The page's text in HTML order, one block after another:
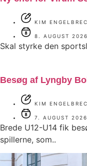
KIM
8. AUGUST 2026
Skal styrke den
Besøg af Lyngby
KIM
7. AUGUST 2026
Brede U12-U14 fik
spillerne, som..